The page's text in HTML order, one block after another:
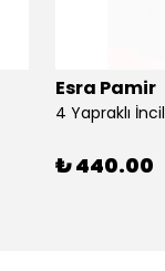
Esra Pamir
4 Yapraklı
₺ 440.00